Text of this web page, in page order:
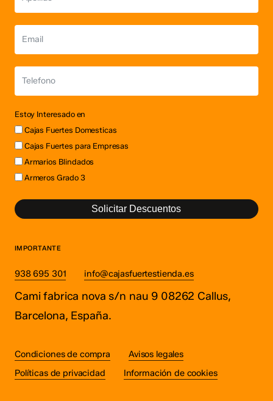
Estoy Interesado en
Cajas Fuertes Domesticas
Cajas Fuertes para Empresas
Armarios Blindados
Armeros Grado 3
Solicitar Descuentos
IMPORTANTE
938 695 301 info@cajasfuertestienda.es
Cami fabrica nova s/n nau 9 08262 Callus,
Barcelona, España.
Condiciones de compra
Avisos legales
Políticas de privacidad
Información de cookies